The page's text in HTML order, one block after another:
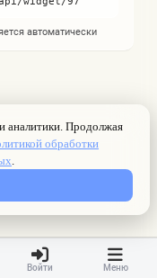
автоматически
Войти Меню